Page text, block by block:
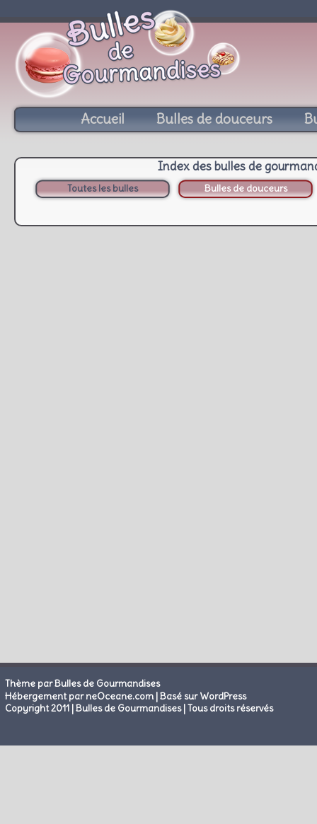
Accueil Bulles de douceurs
Index des bulles de
Toutes les bulles Bulles de douceurs
Thème par Bulles de Gourmandises
Hébergement par neOceane.com |Basé sur WordPress
Copyright 2011 | Bulles de Gourmandises | Tous droits réservés